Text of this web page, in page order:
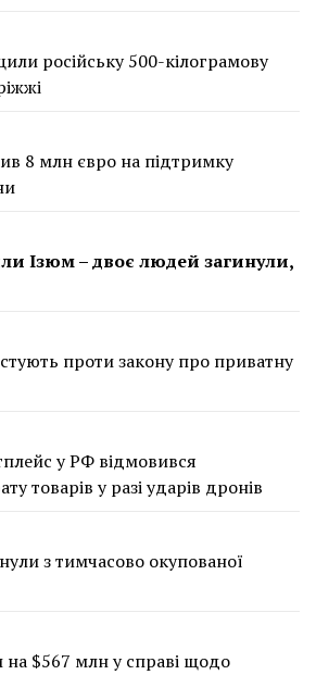
російську 500-кілограмову
8 млн євро на підтримку
Ізюм – двоє людей загинули,
проти закону про приватну
у РФ відмовився
товарів у разі ударів дронів
з тимчасово окупованої
$567 млн у справі щодо